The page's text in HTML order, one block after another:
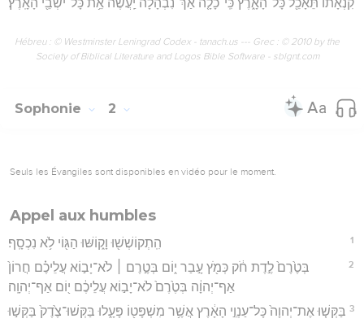
קִנְאָת֔וֹ תֵּאָכֵ֖ל כָּל־הָאָ֑רֶץ כִּֽי־כָלָ֤ה אַךְ־נִבְהָלָה֙ יַֽעֲשֶׂ֔ה אֵ֥ת כָּל־יֹשְׁבֵ֖י הָאָֽרֶץ׃
Hébreu : © Westminster Leningrad Codex - tanach.us --- Grec : © 2010 by the
Society of Biblical Literature and Logos Bible Software - sblgnt.com
Sophonie 2
Seuls les Évangiles sont disponibles en vidéo pour le moment.
Appel aux humbles
1 הִֽתְקוֹשְׁשׁ֖וּ וָק֑וֹשּׁוּ הַגּ֖וֹי לֹ֥א נִכְסָֽף׃
2
בְּטֶ֙רֶם֙ לֶ֣דֶת חֹ֔ק כְּמֹ֖ץ עָ֣בַר י֑וֹם בְּטֶ֣רֶם ׀ לֹא־יָב֣וֹא עֲלֵיכֶ֗ם חֲרוֹן֙
אַף־יְהוָ֔ה בְּטֶ֙רֶם֙ לֹא־יָב֣וֹא עֲלֵיכֶ֔ם י֖וֹם אַף־יְהוָֽה׃
3 בַּקְּשׁ֤וּ אֶת־יְהוָה֙ כָּל־עַנְוֵ֣י הָאָ֔רֶץ אֲשֶׁ֥ר מִשְׁפָּט֖וֹ פָּעָ֑לוּ בַּקְּשׁוּ־צֶ֙דֶק֙ בַּקְּשׁ֣וּ